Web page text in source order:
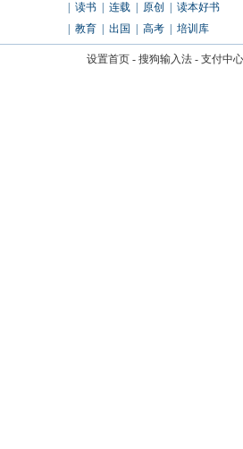
读书 连载 原创
读本好书
教育 出国 高考 培训库
设置首页- 搜狗输入法- 支付中心